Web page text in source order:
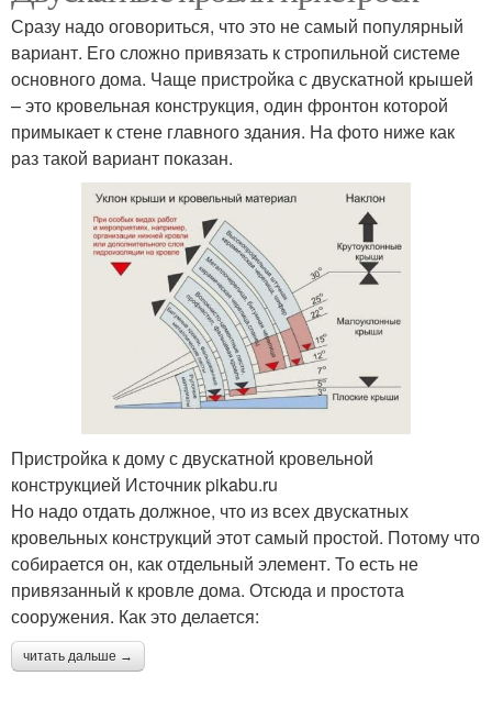
Сразу надо оговориться, что это не самый популярный
вариант. Его сложно привязать к стропильной системе
основного дома. Чаще пристройка с двускатной крышей
– это кровельная конструкция, один фронтон которой
примыкает к стене главного здания. На фото ниже как
раз такой вариант показан.
Пристройка к дому с двускатной кровельной
конструкцией Источник pikabu.ru
Но надо отдать должное, что из всех двускатных
кровельных конструкций этот самый простой. Потому что
собирается он, как отдельный элемент. То есть не
привязанный к кровле дома. Отсюда и простота
сооружения. Как это делается:
читать дальше →